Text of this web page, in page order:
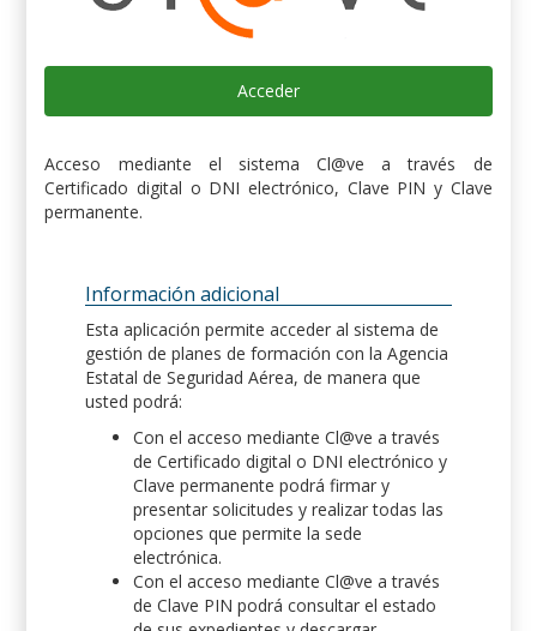
Acceder
Acceso mediante el sistema Cl@ve a través de
Certificado digital o DNI electrónico, Clave PIN y Clave
permanente.
Información adicional
Esta aplicación permite acceder al sistema de
gestión de planes de formación con la Agencia
Estatal de Seguridad Aérea, de manera que
usted podrá:
Con el acceso mediante Cl@ve a través
de Certificado digital o DNI electrónico y
Clave permanente podrá firmar y
presentar solicitudes y realizar todas las
opciones que permite la sede
electrónica.
Con el acceso mediante Cl@ve a través
de Clave PIN podrá consultar el estado